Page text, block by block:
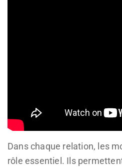
Dans chaque relation, les
rôle essentiel. Ils